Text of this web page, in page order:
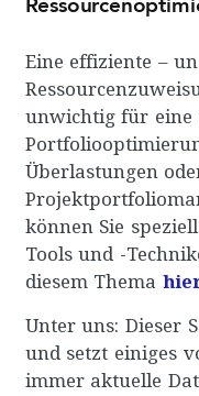
Eine effiziente –
unwichtig für eine
Überlastungen
können Sie
Tools und -
diesem Thema
Unter uns: Dieser
und setzt einiges
immer aktuelle